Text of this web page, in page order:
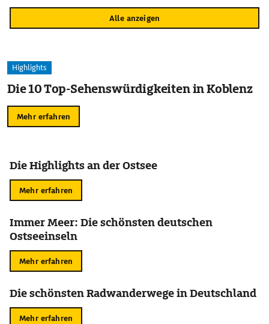
Alle anzeigen
Highlights
Die 10 Top-Sehenswürdigkeiten in Koblenz
Mehr erfahren
Die Highlights an der Ostsee
Mehr erfahren
Immer Meer: Die schönsten deutschen
Ostseeinseln
Mehr erfahren
Die schönsten Radwanderwege in Deutschland
Mehr erfahren